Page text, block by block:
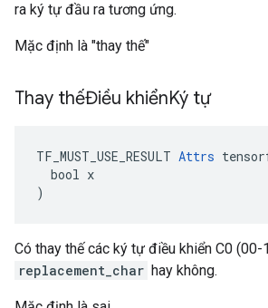
ra ký tự đầu ra tương ứng.
Mặc định là "thay thế"
Thay thếĐiều khiểnKý tự
TF_MUST_USE_RESULT Attrs
  bool x
)
Có thay thế các ký tự điều khiển C0 (00-
replacement_char hay không.